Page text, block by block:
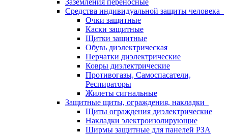
Заземления переносные
Средства индивидуальной защиты человека
Очки защитные
Каски защитные
Щитки защитные
Обувь диэлектрическая
Перчатки диэлектрические
Ковры диэлектрические
Противогазы, Самоспасатели,
Респираторы
Жилеты сигнальные
Защитные щиты, ограждения, накладки
Щиты ограждения диэлектрические
Накладки электроизолирующие
Ширмы защитные для панелей РЗА